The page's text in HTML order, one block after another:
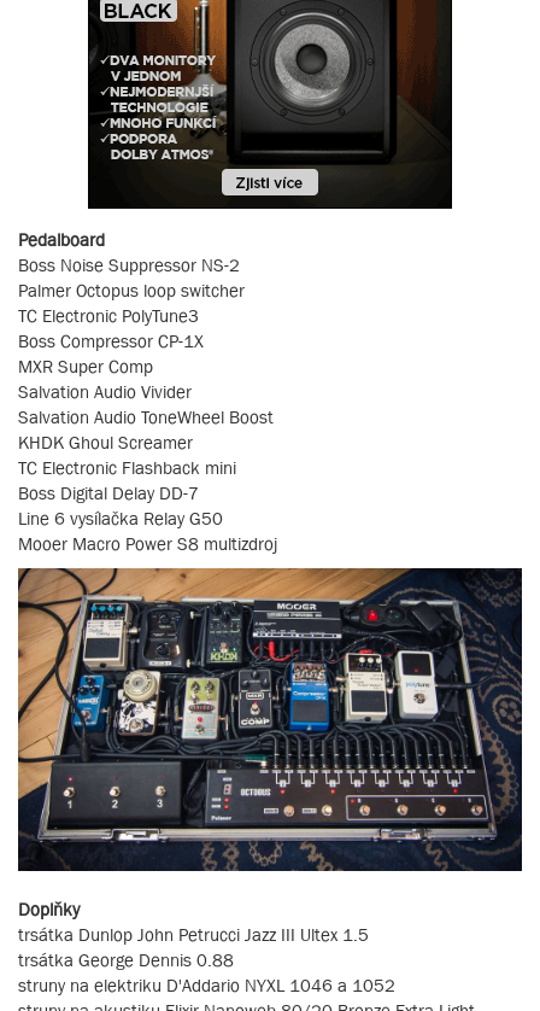
Pedalboard
Boss Noise Suppressor NS-2
Palmer Octopus loop switcher
TC Electronic PolyTune3
Boss Compressor CP-1X
MXR Super Comp
Salvation Audio Vivider
Salvation Audio ToneWheel Boost
KHDK Ghoul Screamer
TC Electronic Flashback mini
Boss Digital Delay DD-7
Line 6 vysílačka Relay G50
Mooer Macro Power S8 multizdroj
Doplňky
trsátka Dunlop John Petrucci Jazz III Ultex 1.5
trsátka George Dennis 0.88
struny na elektriku D'Addario NYXL 1046 a 1052